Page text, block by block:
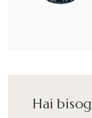
Hai